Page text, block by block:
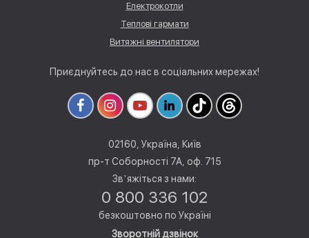
Електрокотли
Теплові гармати
Витяжні вентилятори
Приєднуйтесь до нас в соціальних мережах!
02160, Україна, Київ
пр-т Соборності 7А, оф. 715
Звʼяжіться з нами:
0 800 336 102
безкоштовно по Україні
Зворотній дзвінок